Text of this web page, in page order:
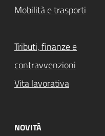
Mobilità e trasporti
Tributi, finanze e
contravvenzioni
Vita lavorativa
NOVITÀ